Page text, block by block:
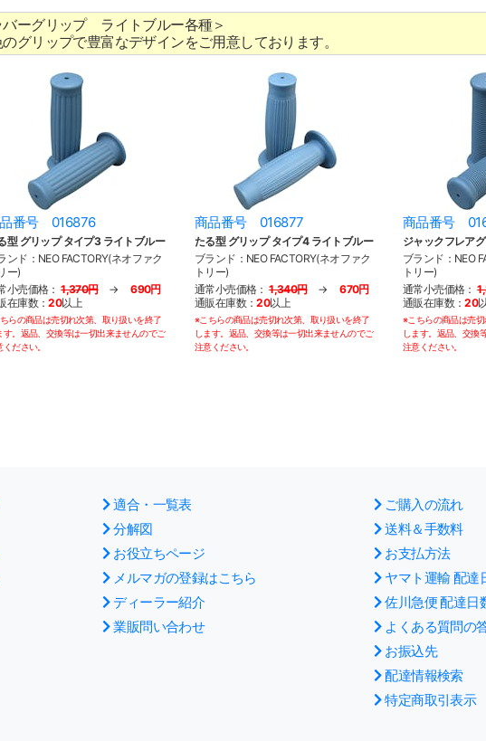
バーグリップ ライトブルー各種＞
のグリップで豊富なデザインをご用意しております。
番号 016876
型 グリップ タイプ3 ライトブルー
ンド：NEO FACTORY(ネオファク
ー)
小売価格： 1,370円→690円
在庫数：20以上
らの商品は売切れ次第、取り扱いを終了
す。返品、交換等は一切出来ませんのでご
ください。
商品番号 016877
たる型 グリップ タイプ4 ライトブルー
ブランド：NEO FACTORY(ネオファク
トリー)
通常小売価格： 1,340円→670円
通販在庫数：20以上
※こちらの商品は売切れ次第、取り扱いを終了
します。返品、交換等は一切出来ませんのでご
注意ください。
商品番号
ジャックフレア
ブランド：NEO
トリー)
通常小売価格：
通販在庫数：20
※こちらの商品は売
します。返品、交換
注意ください。
適合・一覧表
分解図
お役立ちページ
メルマガの登録はこちら
ディーラー紹介
業販問い合わせ
ご購入の流れ
送料＆手数料
お支払方法
ヤマト運輸 配達
佐川急便 配達日
よくある質問の
お振込先
配達情報検索
特定商取引表示